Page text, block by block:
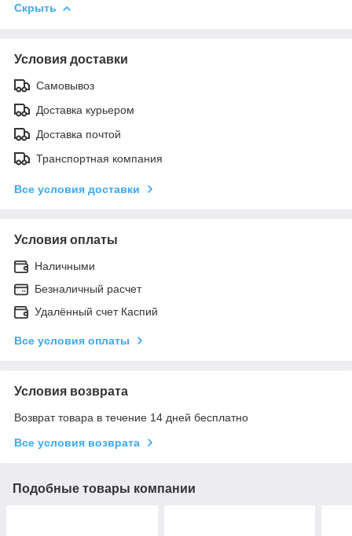
Скрыть
Условия доставки
Самовывоз
Доставка курьером
Доставка почтой
Транспортная компания
Все условия доставки
Условия оплаты
Наличными
Безналичный расчет
Удалённый счет Каспий
Все условия оплаты
Условия возврата
Возврат товара в течение 14 дней бесплатно
Все условия возврата
Подобные товары компании